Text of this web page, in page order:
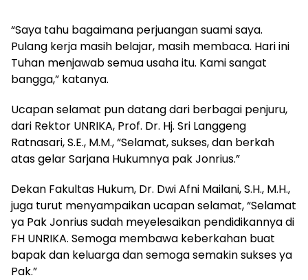
“Saya tahu bagaimana perjuangan suami saya.
Pulang kerja masih belajar, masih membaca. Hari ini
Tuhan menjawab semua usaha itu. Kami sangat
bangga,” katanya.
Ucapan selamat pun datang dari berbagai penjuru,
dari Rektor UNRIKA, Prof. Dr. Hj. Sri Langgeng
Ratnasari, S.E., M.M., “Selamat, sukses, dan berkah
atas gelar Sarjana Hukumnya pak Jonrius.”
Dekan Fakultas Hukum, Dr. Dwi Afni Mailani, S.H., M.H.,
juga turut menyampaikan ucapan selamat, “Selamat
ya Pak Jonrius sudah meyelesaikan pendidikannya di
FH UNRIKA. Semoga membawa keberkahan buat
bapak dan keluarga dan semoga semakin sukses ya
Pak.”